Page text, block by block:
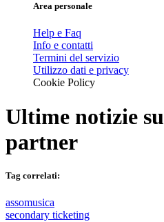
Area personale
Help e Faq
Info e contatti
Termini del servizio
Utilizzo dati e privacy
Cookie Policy
Ultime notizie su
partner
Tag correlati:
assomusica
secondary ticketing